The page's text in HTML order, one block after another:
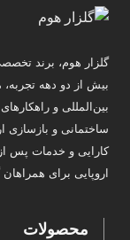
گلزار هوم، برند
بیش از دو دهه
بین‌المللی و
ساختمانی و بازسازی
کارایی و خدمات پس
اروپایی برای
محصولات